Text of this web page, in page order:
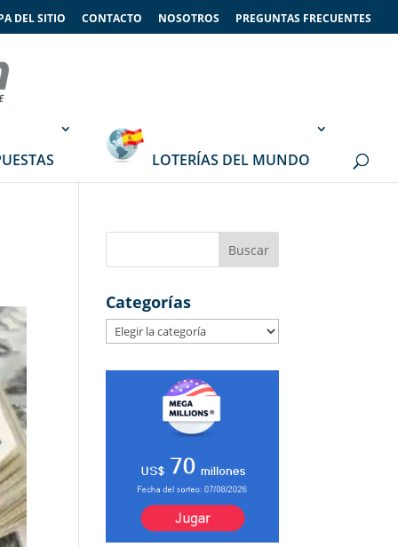
DEL SITIO CONTACTO NOSOTROS PREGUNTAS FRECUENTES
LOTERÍAS DEL MUNDO
Categorías
Categorías